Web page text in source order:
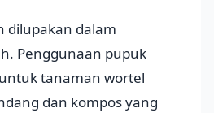
dilupakan dalam
Penggunaan pupuk
tanaman wortel
dan kompos yang